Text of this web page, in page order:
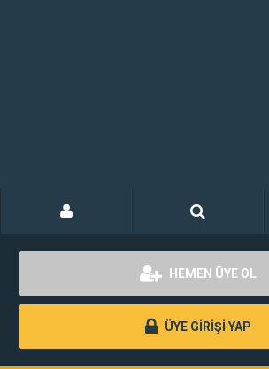
HEMEN ÜYE OL
ÜYE GİRİŞİ YAP